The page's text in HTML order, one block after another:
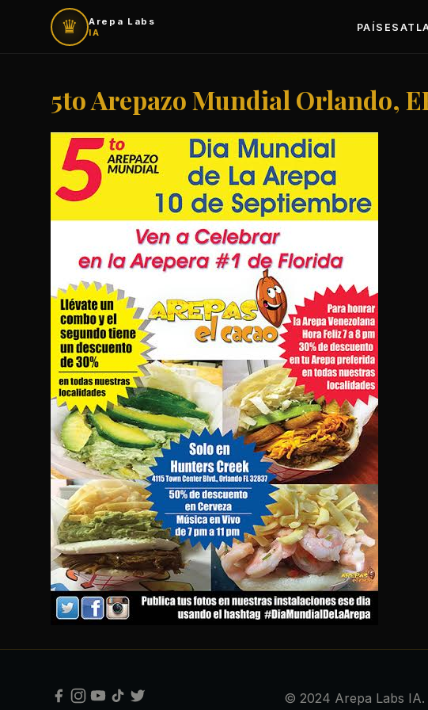
♛
Arepa Labs
IA
PAÍSES
5to Arepazo Mundial Orlando,
© 2024 Arepa Labs IA.